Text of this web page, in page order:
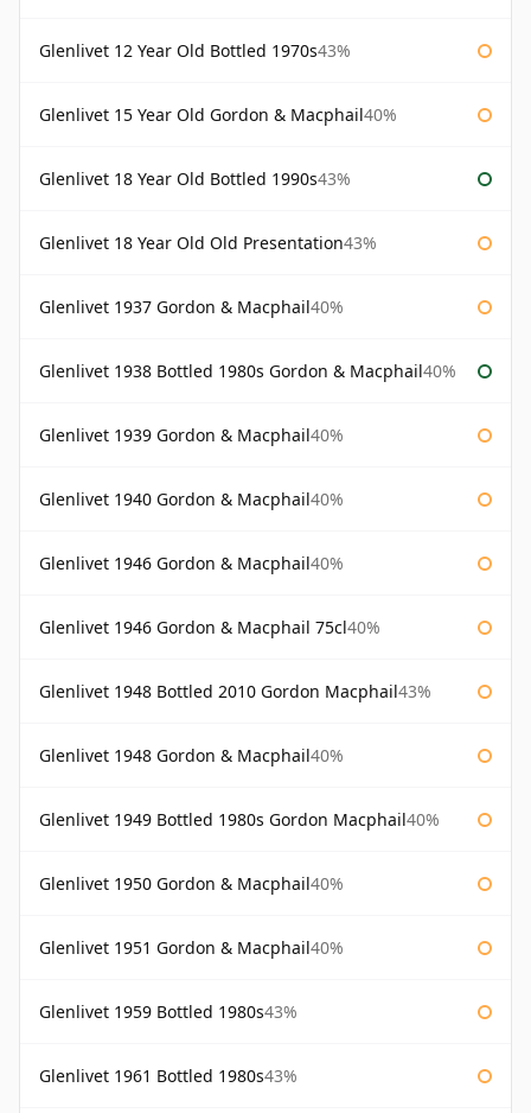
Glenlivet 12 Year Old Bottled 1970s43%
Glenlivet 15 Year Old Gordon & Macphail40%
Glenlivet 18 Year Old Bottled 1990s43%
Glenlivet 18 Year Old Old Presentation43%
Glenlivet 1937 Gordon & Macphail40%
Glenlivet 1938 Bottled 1980s Gordon & Macphail40%
Glenlivet 1939 Gordon & Macphail40%
Glenlivet 1940 Gordon & Macphail40%
Glenlivet 1946 Gordon & Macphail40%
Glenlivet 1946 Gordon & Macphail 75cl40%
Glenlivet 1948 Bottled 2010 Gordon Macphail43%
Glenlivet 1948 Gordon & Macphail40%
Glenlivet 1949 Bottled 1980s Gordon Macphail40%
Glenlivet 1950 Gordon & Macphail40%
Glenlivet 1951 Gordon & Macphail40%
Glenlivet 1959 Bottled 1980s43%
Glenlivet 1961 Bottled 1980s43%